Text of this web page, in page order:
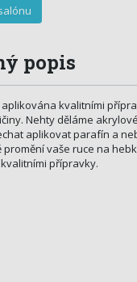
popis
kvalitními
Nehty děláme
aplikovat parafín a
vaše ruce na
přípravky.